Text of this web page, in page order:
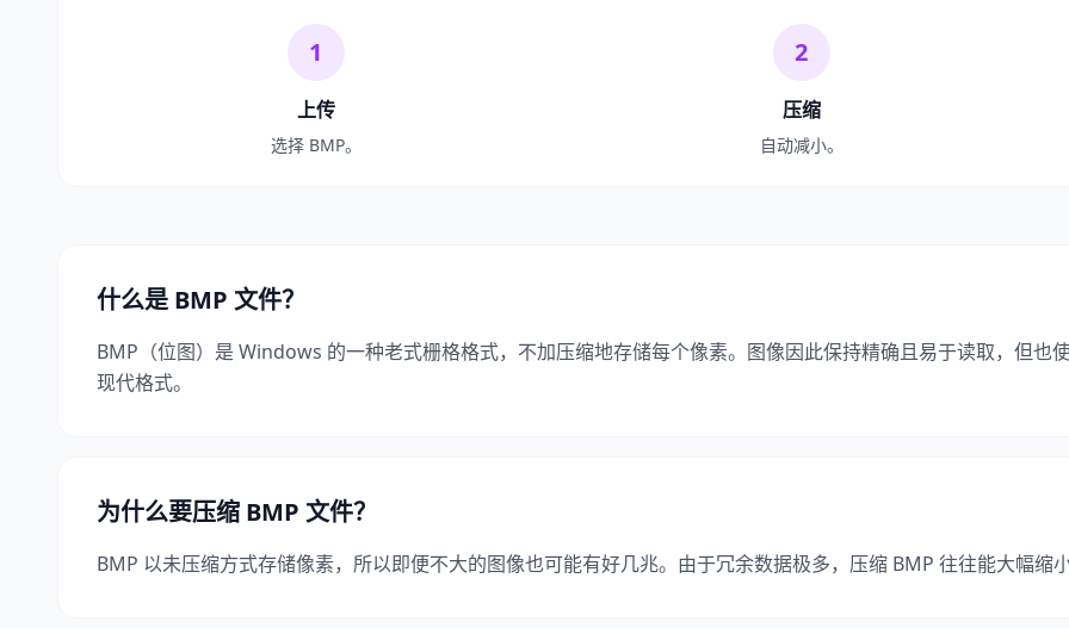
1
上传
选择 BMP。
2
压缩
自动减小。
什么是 BMP 文件？
BMP（位图）是 Windows 的一种老式栅格格式，不加压缩地存储每个像素。图像因此保持精确且易于读取，但也
现代格式。
为什么要压缩 BMP 文件？
BMP 以未压缩方式存储像素，所以即便不大的图像也可能有好几兆。由于冗余数据极多，压缩 BMP 往往能大幅缩